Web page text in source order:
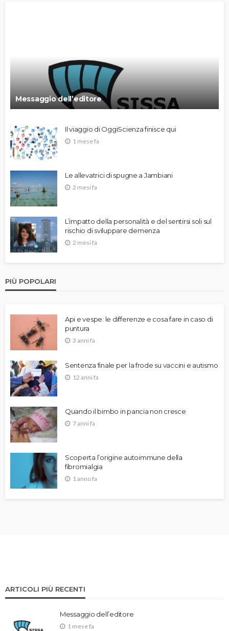
Messaggio dell’editore
Il viaggio di OggiScienza finisce qui
1 mese fa
Le allevatrici di spugne a Jambiani
2 mesi fa
L’impatto della personalità e del sentirsi soli sul
rischio di sviluppare demenza
2 mesi fa
PIÙ POPOLARI
Api e vespe: le differenze e cosa fare in caso di
puntura
3 anni fa
Sentenza finale per la frode su vaccini e autismo
12 anni fa
Quando il bimbo in pancia non cresce
7 anni fa
Scoperta l’origine autoimmune della
fibromialgia
1 anno fa
ARTICOLI PIÙ RECENTI
Messaggio dell’editore
1 mese fa